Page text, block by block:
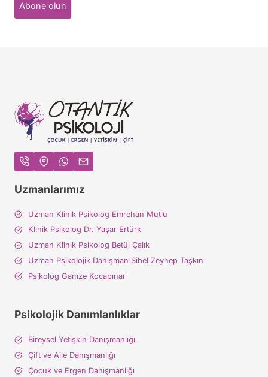
Abone olun
Uzmanlarımız
Uzman Klinik Psikolog Emrehan Mutlu
Klinik Psikolog Dr. Yaşar Ertürk
Uzman Klinik Psikolog Betül Çalık
Uzman Psikolojik Danışman Sibel Zeynep Taşkın
Psikolog Gamze Kocapınar
Psikolojik Danımlanlıklar
Bireysel Yetişkin Danışmanlığı
Çift ve Aile Danışmanlığı
Çocuk ve Ergen Danışmanlığı